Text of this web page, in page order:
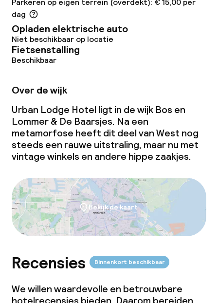
Schoonmaakvoorzieningen
Wasservice
Borg bij aankomst
Overal rookvrij
Parkeren op eigen terrein (overdekt): € 15,00 per
dag
Opladen elektrische auto
Niet beschikbaar op locatie
Fietsenstalling
Beschikbaar
Over de wijk
Urban Lodge Hotel ligt in de wijk Bos en
Lommer & De Baarsjes. Na een
metamorfose heeft dit deel van West nog
steeds een rauwe uitstraling, maar nu met
vintage winkels en andere hippe zaakjes.
Bekijk de kaart
Recensies Binnenkort beschikbaar
We willen waardevolle en betrouwbare